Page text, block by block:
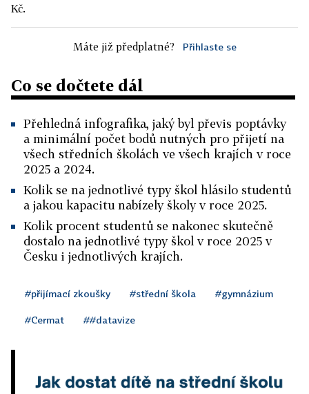
Kč.
Máte již předplatné? Přihlaste se
Co se dočtete dál
Přehledná infografika, jaký byl převis poptávky
a minimální počet bodů nutných pro přijetí na
všech středních školách ve všech krajích v roce
2025 a 2024.
Kolik se na jednotlivé typy škol hlásilo studentů
a jakou kapacitu nabízely školy v roce 2025.
Kolik procent studentů se nakonec skutečně
dostalo na jednotlivé typy škol v roce 2025 v
Česku i jednotlivých krajích.
#přijímací zkoušky #střední škola #gymnázium
#Cermat ##datavize